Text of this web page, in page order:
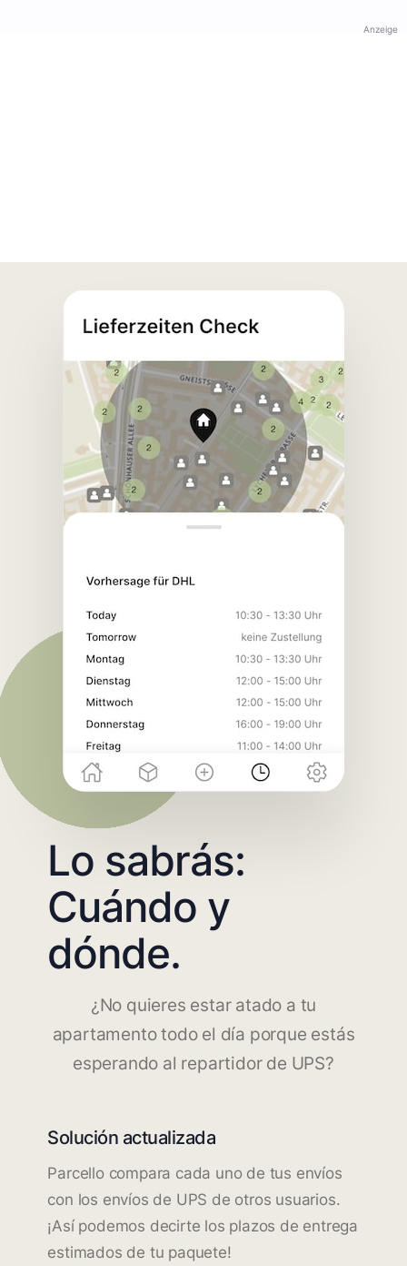
Anzeige
Lo sabrás:
Cuándo y
dónde.
¿No quieres estar atado a tu
apartamento todo el día porque estás
esperando al repartidor de UPS?
Solución actualizada
Parcello compara cada uno de tus envíos
con los envíos de UPS de otros usuarios.
¡Así podemos decirte los plazos de entrega
estimados de tu paquete!